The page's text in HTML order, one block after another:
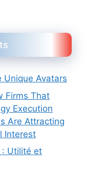
Unique Avatars
Firms That
Execution
Are Attracting
Interest
: Utilité et